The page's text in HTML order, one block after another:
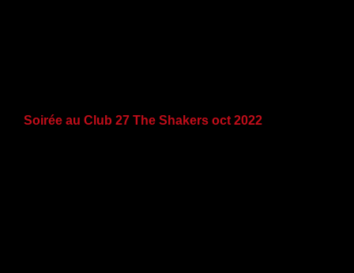
Soirée au Club 27 The Shakers oct 2022